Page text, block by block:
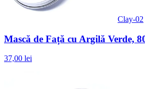
Clay-02
Mască de Față cu Argilă Verde,
37,00 lei